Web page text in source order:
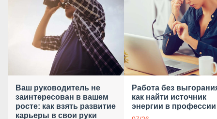
Ваш руководитель не
заинтересован в вашем
росте: как взять развитие
карьеры в свои руки
Работа без
как найти источник
энергии в профессии